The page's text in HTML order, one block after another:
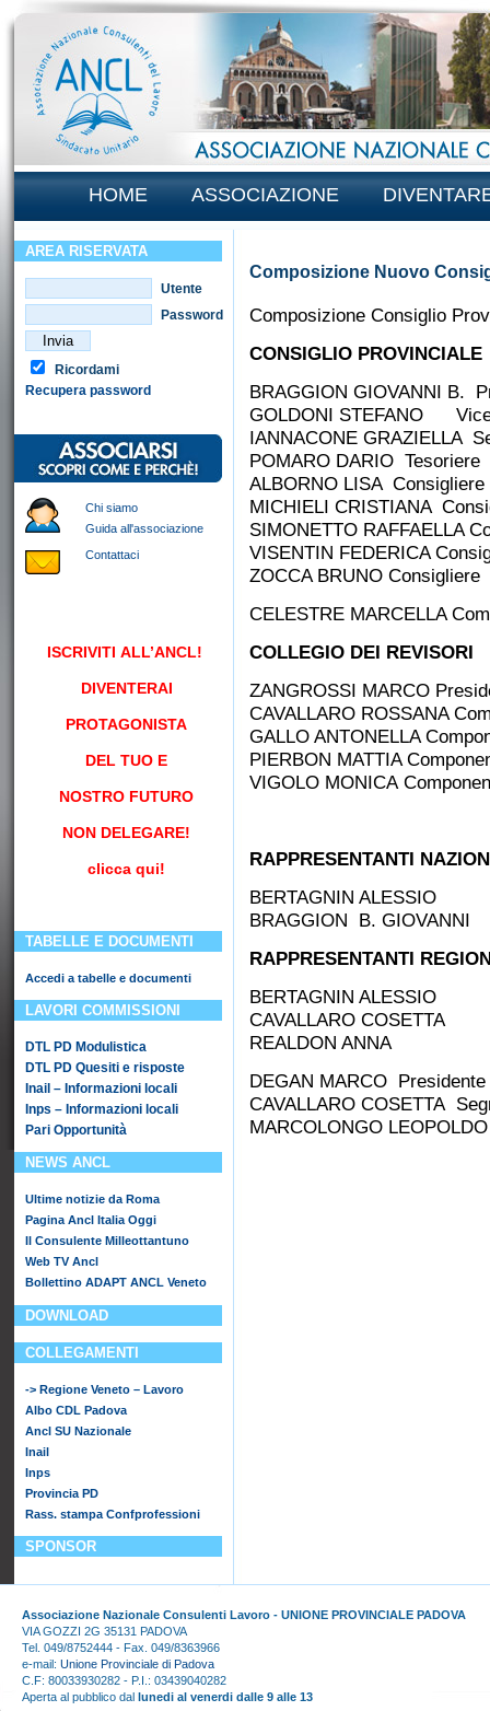
HOME ASSOCIAZIONE
AREA RISERVATA
Utente
Password
Ricordami
Recupera password
Chi siamo
Guida all'associazione
Contattaci
ISCRIVITI ALL’ANCL!
DIVENTERAI
PROTAGONISTA
DEL TUO E
NOSTRO FUTURO
NON DELEGARE!
clicca qui!
TABELLE E DOCUMENTI
Accedi a tabelle e documenti
LAVORI COMMISSIONI
DTL PD Modulistica
DTL PD Quesiti e risposte
Inail – Informazioni locali
Inps – Informazioni locali
Pari Opportunità
NEWS ANCL
Ultime notizie da Roma
Pagina Ancl Italia Oggi
Il Consulente Milleottantuno
Web TV Ancl
Bollettino ADAPT ANCL Veneto
DOWNLOAD
COLLEGAMENTI
-> Regione Veneto – Lavoro
Albo CDL Padova
Ancl SU Nazionale
Inail
Inps
Provincia PD
Rass. stampa Confprofessioni
SPONSOR
Composizione Nuovo
Composizione Consiglio
CONSIGLIO PROVINCIALE
BRAGGION GIOVANNI B.
GOLDONI STEFANO Vice
IANNACONE GRAZIELLA
POMARO DARIO Tesoriere
ALBORNO LISA Consigliere
MICHIELI CRISTIANA
SIMONETTO RAFFAELLA
VISENTIN FEDERICA
ZOCCA BRUNO Consigliere
CELESTRE MARCELLA
COLLEGIO DEI REVISORI
ZANGROSSI MARCO
CAVALLARO ROSSANA
GALLO ANTONELLA
PIERBON MATTIA
VIGOLO MONICA
RAPPRESENTANTI
BERTAGNIN ALESSIO
BRAGGION B. GIOVANNI
RAPPRESENTANTI
BERTAGNIN ALESSIO
CAVALLARO COSETTA
REALDON ANNA
DEGAN MARCO Presidente
CAVALLARO COSETTA
MARCOLONGO
Associazione Nazionale Consulenti Lavoro - UNIONE PROVINCIALE PADOVA
VIA GOZZI 2G 35131 PADOVA
Tel. 049/8752444 - Fax. 049/8363966
e-mail: Unione Provinciale di Padova
C.F: 80033930282 - P.I.: 03439040282
Aperta al pubblico dal lunedi al venerdi dalle 9 alle 13